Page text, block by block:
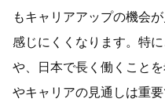
もキャリアアップの機会
感じにくくなります。特
や、日本で長く働くこと
やキャリアの見通しは重